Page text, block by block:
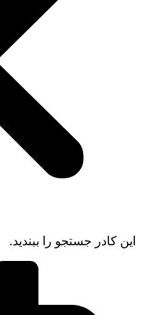
کادر جستجو را ببندید.